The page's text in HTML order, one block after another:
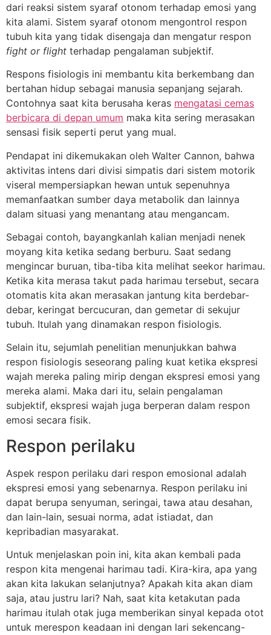
dari reaksi sistem syaraf otonom terhadap emosi yang
kita alami. Sistem syaraf otonom mengontrol respon
tubuh kita yang tidak disengaja dan mengatur respon
fight or flight terhadap pengalaman subjektif.
Respons fisiologis ini membantu kita berkembang dan
bertahan hidup sebagai manusia sepanjang sejarah.
Contohnya saat kita berusaha keras mengatasi cemas
berbicara di depan umum maka kita sering merasakan
sensasi fisik seperti perut yang mual.
Pendapat ini dikemukakan oleh Walter Cannon, bahwa
aktivitas intens dari divisi simpatis dari sistem motorik
viseral mempersiapkan hewan untuk sepenuhnya
memanfaatkan sumber daya metabolik dan lainnya
dalam situasi yang menantang atau mengancam.
Sebagai contoh, bayangkanlah kalian menjadi nenek
moyang kita ketika sedang berburu. Saat sedang
mengincar buruan, tiba-tiba kita melihat seekor harimau.
Ketika kita merasa takut pada harimau tersebut, secara
otomatis kita akan merasakan jantung kita berdebar-
debar, keringat bercucuran, dan gemetar di sekujur
tubuh. Itulah yang dinamakan respon fisiologis.
Selain itu, sejumlah penelitian menunjukkan bahwa
respon fisiologis seseorang paling kuat ketika ekspresi
wajah mereka paling mirip dengan ekspresi emosi yang
mereka alami. Maka dari itu, selain pengalaman
subjektif, ekspresi wajah juga berperan dalam respon
emosi secara fisik.
Respon perilaku
Aspek respon perilaku dari respon emosional adalah
ekspresi emosi yang sebenarnya. Respon perilaku ini
dapat berupa senyuman, seringai, tawa atau desahan,
dan lain-lain, sesuai norma, adat istiadat, dan
kepribadian masyarakat.
Untuk menjelaskan poin ini, kita akan kembali pada
respon kita mengenai harimau tadi. Kira-kira, apa yang
akan kita lakukan selanjutnya? Apakah kita akan diam
saja, atau justru lari? Nah, saat kita ketakutan pada
harimau itulah otak juga memberikan sinyal kepada otot
untuk merespon keadaan ini dengan lari sekencang-